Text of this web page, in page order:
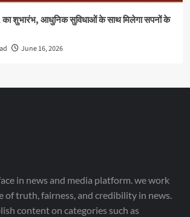
का शुभारंभ, आधुनिक सुविधाओं के साथ मिलेगा सपनों के
June 16, 2026
in news and media platform. we work
of truth, fairness, and credibility in news.
content on categories such as